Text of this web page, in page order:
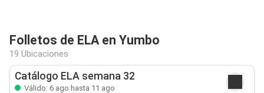
Folletos de ELA en Yumbo
19 Ubicaciones
Catálogo ELA semana 32
Válido: 6 ago hasta 11 ago